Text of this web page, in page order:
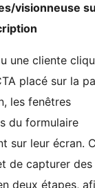
visionneuse
une cliente
placé sur la
les fenêtres
du formulaire
sur leur écran.
de capturer des
deux étapes,